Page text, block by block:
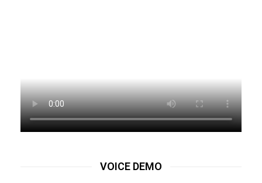
VOICE DEMO